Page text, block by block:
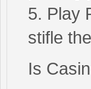
5. Play
stifle
Is